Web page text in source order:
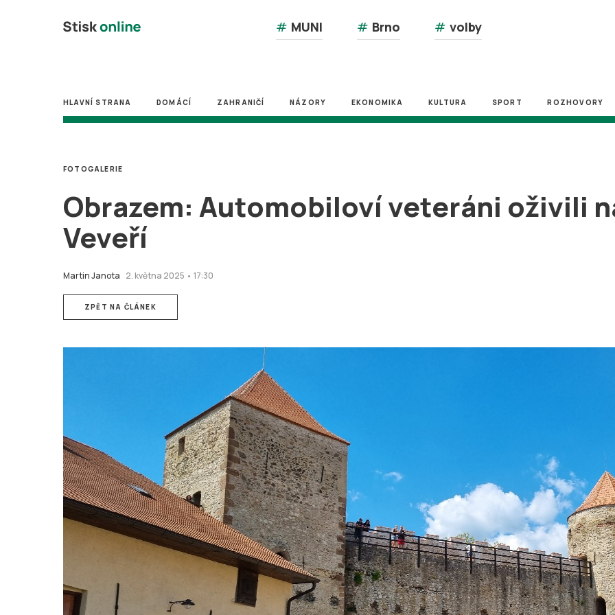
# MUNI # Brno # volby
HLAVNÍ STRANA DOMÁCÍ ZAHRANIČÍ NÁZORY EKONOMIKA KULTURA SPORT ROZHOVORY
Obrazem: Automobiloví veteráni oživili
Veveří
Martin Janota 2. května 2025 • 17:30
FOTOGALERIE
ZPĚT NA ČLÁNEK